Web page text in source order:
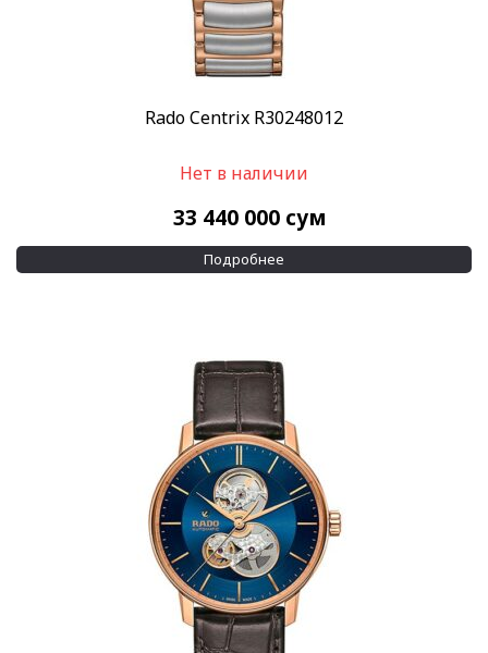
Rado Centrix R30248012
Нет в наличии
33 440 000 сум
Подробнее